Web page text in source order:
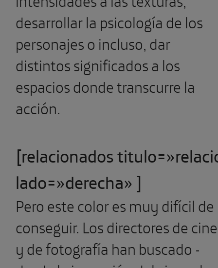
desarrollar la psicología de los
personajes o incluso, dar
distintos significados a los
espacios donde transcurre la
acción.
[relacionados
lado=»derecha» ]
Pero este color es muy difícil de
conseguir. Los directores de cine
y de fotografía han buscado -